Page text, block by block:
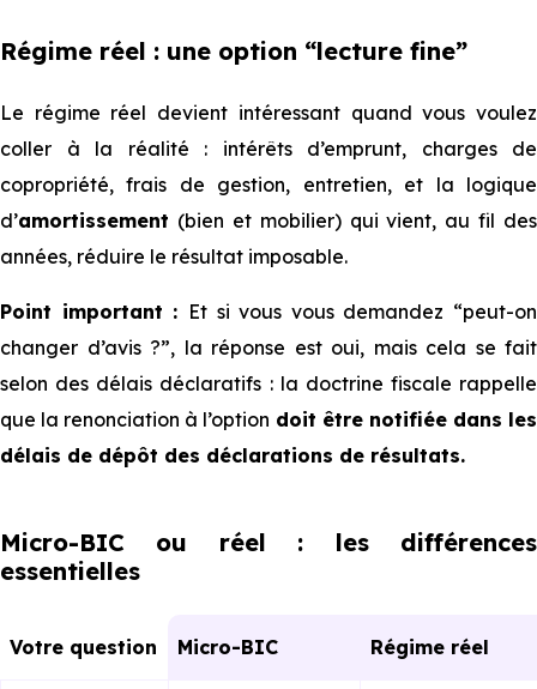
Régime réel : une option “lecture fine”
Le régime réel devient intéressant quand vous voulez
coller à la réalité : intérêts d’emprunt, charges de
copropriété, frais de gestion, entretien, et la logique
d’amortissement (bien et mobilier) qui vient, au fil des
années, réduire le résultat imposable.
Point important : Et si vous vous demandez “peut-on
changer d’avis ?”, la réponse est oui, mais cela se fait
selon des délais déclaratifs : la doctrine fiscale rappelle
que la renonciation à l’option doit être notifiée dans les
délais de dépôt des déclarations de résultats.
Micro-BIC ou réel : les différences
essentielles
Votre question Micro-BIC Régime réel